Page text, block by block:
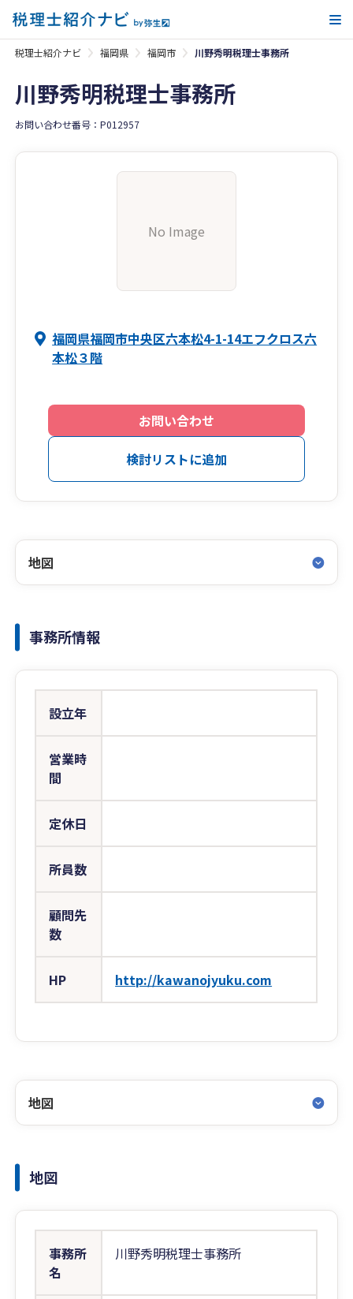
税理士紹介ナビ 福岡県 福岡市 川野秀明税理士事務所
川野秀明税理士事務所
お問い合わせ番号：P012957
No Image
福岡県福岡市中央区六本松4-1-14エフクロス六
本松３階
お問い合わせ
検討リストに追加
地図
事務所情報
設立年
営業時
間
定休日
所員数
顧問先
数
HP http://kawanojyuku.com
地図
地図
事務所
名
川野秀明税理士事務所